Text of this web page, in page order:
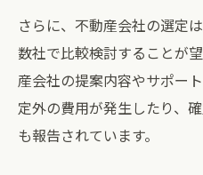
さらに、不動産会社の選定
数社で比較検討することが
産会社の提案内容やサポー
定外の費用が発生したり、
も報告されています。